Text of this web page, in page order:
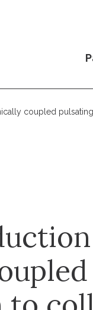
coupled